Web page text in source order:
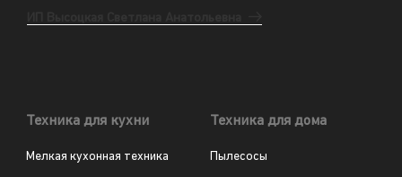
Техника для кухни
Мелкая кухонная техника
Техника для дома
Пылесосы